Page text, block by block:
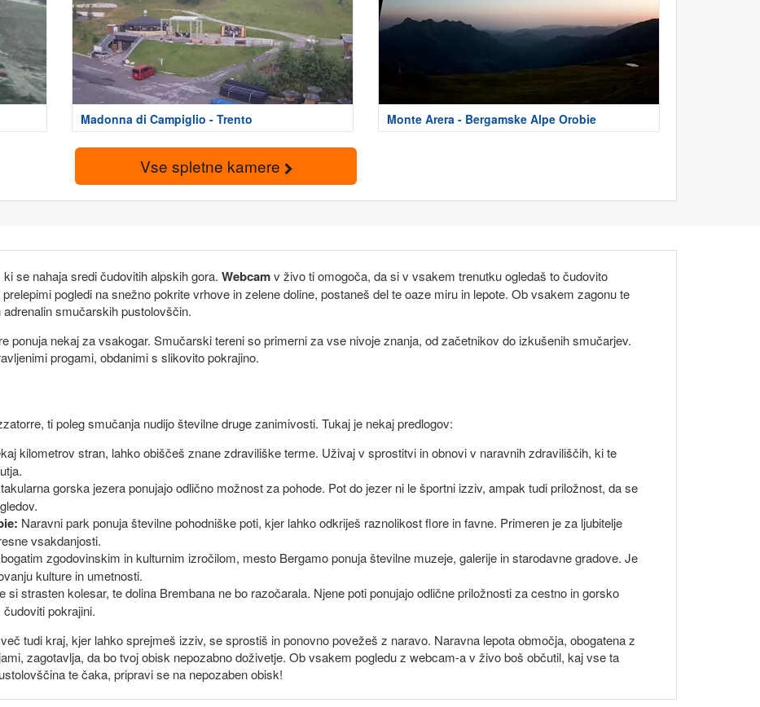
Madonna di Campiglio - Trento Monte Arera - Bergamske Alpe Orobie
Vse spletne kamere
se nahaja sredi čudovitih alpskih gora. Webcamv živo ti omogoča, da si v vsakem trenutku ogledaš to čudovito
pogledi na snežno pokrite vrhove in zelene doline, postaneš del te oaze miru in lepote. Ob vsakem zagonu te
smučarskih pustolovščin.
ponuja nekaj za vsakogar. Smučarski tereni so primerni za vse nivoje znanja, od začetnikov do izkušenih smučarjev.
progami, obdanimi s slikovito pokrajino.
ti poleg smučanja nudijo številne druge zanimivosti. Tukaj je nekaj predlogov:
kilometrov stran, lahko obiščeš znane zdraviliške terme. Uživaj v sprostitvi in obnovi v naravnih zdraviliščih, ki te
gorska jezera ponujajo odlično možnost za pohode. Pot do jezer ni le športni izziv, ampak tudi priložnost, da se
Naravni park ponuja številne pohodniške poti, kjer lahko odkriješ raznolikost flore in favne. Primeren je za ljubitelje
vsakdanjosti.
zgodovinskim in kulturnim izročilom, mesto Bergamo ponuja številne muzeje, galerije in starodavne gradove. Je
kulture in umetnosti.
si strasten kolesar, te dolina Brembana ne bo razočarala. Njene poti ponujajo odlične priložnosti za cestno in gorsko
pokrajini.
tudi kraj, kjer lahko sprejmeš izziv, se sprostiš in ponovno povežeš z naravo. Naravna lepota območja, obogatena z
zagotavlja, da bo tvoj obisk nepozabno doživetje. Ob vsakem pogledu z webcam-a v živo boš občutil, kaj vse ta
te čaka, pripravi se na nepozaben obisk!